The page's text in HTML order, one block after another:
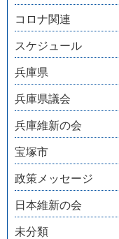
コロナ関連
スケジュール
兵庫県
兵庫県議会
兵庫維新の会
宝塚市
政策メッセージ
日本維新の会
未分類